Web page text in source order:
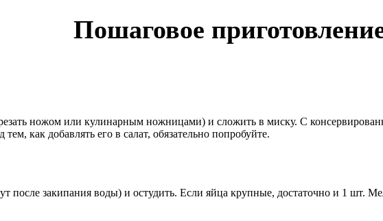
Пошаговое
ножом или кулинарным ножницами) и сложить в миску. С
как добавлять его в салат, обязательно попробуйте.
после закипания воды) и остудить. Если яйца крупные, достаточно и 1 шт.